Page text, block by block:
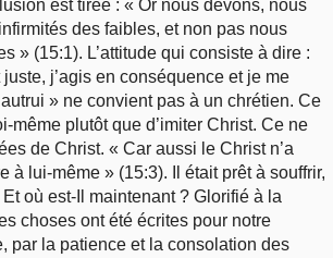
est tirée : « Or nous devons, nous
des faibles, et non pas nous
» (15:1). L’attitude qui consiste à dire :
j’agis en conséquence et je me
» ne convient pas à un chrétien. Ce
même plutôt que d’imiter Christ. Ce ne
de Christ. « Car aussi le Christ n’a
à lui-même » (15:3). Il était prêt à souffrir,
Et où est-Il maintenant ? Glorifié à la
choses ont été écrites pour notre
par la patience et la consolation des